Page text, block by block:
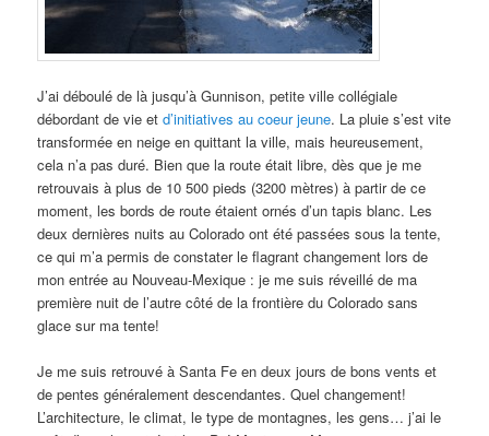
J’ai déboulé de là jusqu’à Gunnison, petite ville collégiale
débordant de vie etd’initiatives au coeur jeune. La pluie s’est vite
transformée en neige en quittant la ville, mais heureusement,
cela n’a pas duré. Bien que la route était libre, dès que je me
retrouvais à plus de 10 500 pieds (3200 mètres) à partir de ce
moment, les bords de route étaient ornés d’un tapis blanc. Les
deux dernières nuits au Colorado ont été passées sous la tente,
ce qui m’a permis de constater le flagrant changement lors de
mon entrée au Nouveau-Mexique : je me suis réveillé de ma
première nuit de l’autre côté de la frontière du Colorado sans
glace sur ma tente!
Je me suis retrouvé à Santa Fe en deux jours de bons vents et
de pentes généralement descendantes. Quel changement!
L’architecture, le climat, le type de montagnes, les gens… j’ai le